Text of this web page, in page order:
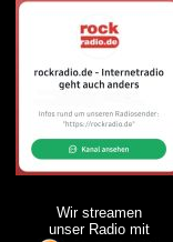
Wir streamen
unser Radio mit